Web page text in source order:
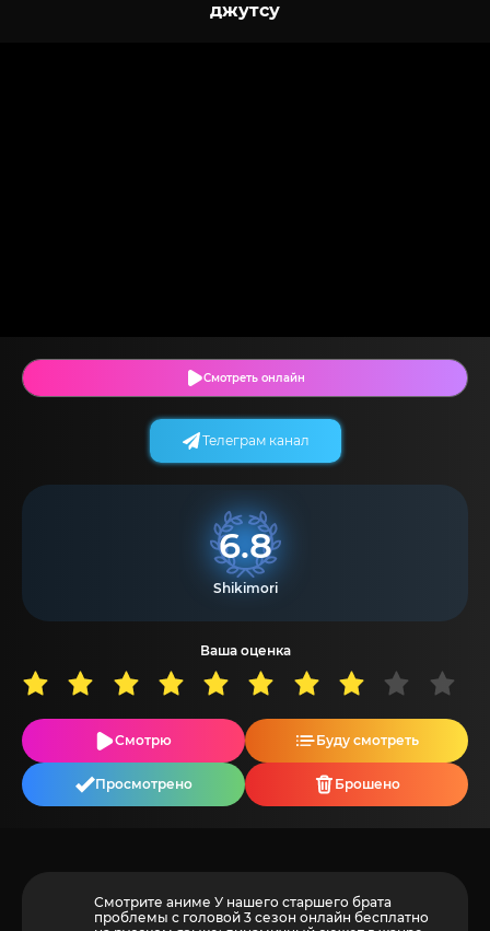
джутсу
Смотреть онлайн
6.8
Shikimori
Ваша оценка
Смотрю Буду смотреть
Просмотрено Брошено
Телеграм канал
Смотрите аниме У нашего старшего брата
проблемы с головой 3 сезон онлайн бесплатно